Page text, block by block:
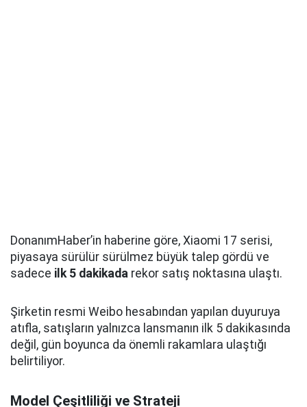
DonanımHaber’in haberine göre, Xiaomi 17 serisi,
piyasaya sürülür sürülmez büyük talep gördü ve
sadece ilk 5 dakikada rekor satış noktasına ulaştı.
Şirketin resmi Weibo hesabından yapılan duyuruya
atıfla, satışların yalnızca lansmanın ilk 5 dakikasında
değil, gün boyunca da önemli rakamlara ulaştığı
belirtiliyor.
Model Çeşitliliği ve Strateji